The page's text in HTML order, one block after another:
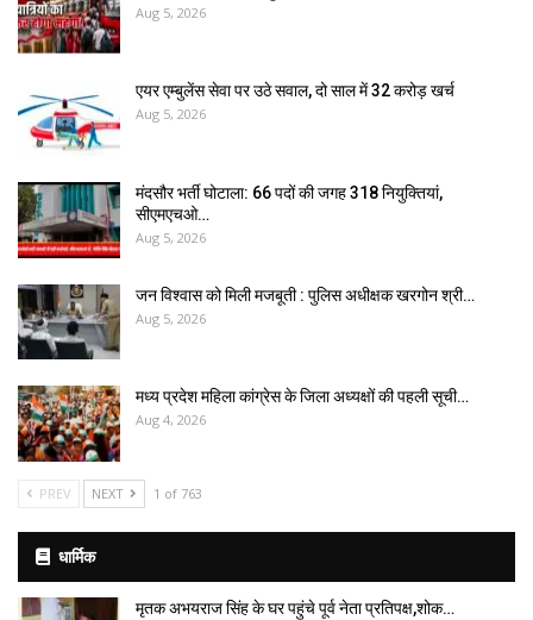
Aug 5, 2026
एयर एम्बुलेंस सेवा पर उठे सवाल, दो साल में ₹32 करोड़ खर्च
Aug 5, 2026
मंदसौर भर्ती घोटाला: 66 पदों की जगह 318 नियुक्तियां,
सीएमएचओ…
Aug 5, 2026
जन विश्वास को मिली मजबूती : पुलिस अधीक्षक खरगोन श्री…
Aug 5, 2026
मध्य प्रदेश महिला कांग्रेस के जिला अध्यक्षों की पहली सूची…
Aug 4, 2026
PREV NEXT 1 of 763
धार्मिक
मृतक अभयराज सिंह के घर पहुंचे पूर्व नेता प्रतिपक्ष,शोक…